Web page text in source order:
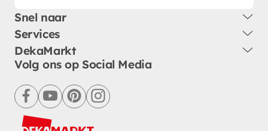
Snel naar
Services
DekaMarkt
Volg ons op Social Media
facebookyoutubepinterestinstagram